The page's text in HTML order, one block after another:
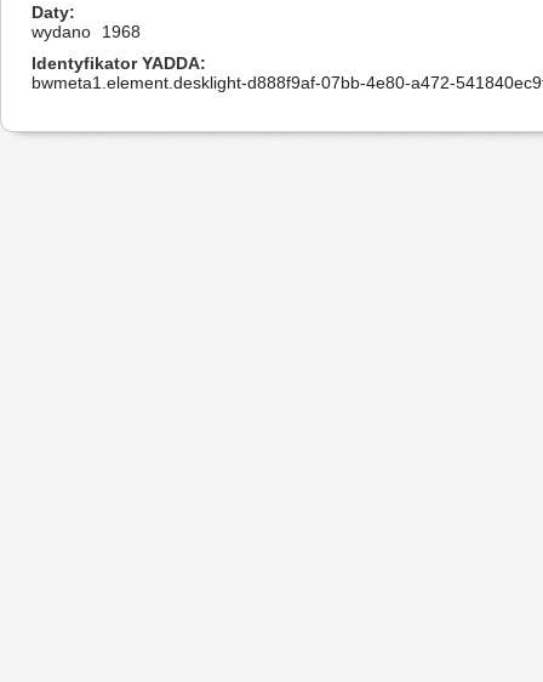
Daty
wydano
1968
Identyfikator YADDA
bwmeta1.element.desklight-d888f9af-07bb-4e80-a472-